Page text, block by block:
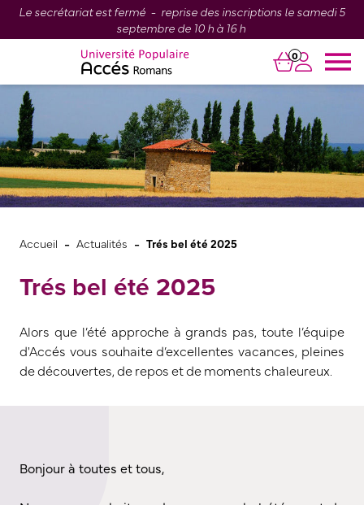
Le secrétariat est fermé - reprise des inscriptions le samedi 5
septembre de 10 h à 16 h
0
Accueil - Actualités - Trés bel été 2025
Trés bel été 2025
Alors que l’été approche à grands pas, toute l’équipe
d'Accés vous souhaite d’excellentes vacances, pleines
de découvertes, de repos et de moments chaleureux.
Bonjour à toutes et tous,